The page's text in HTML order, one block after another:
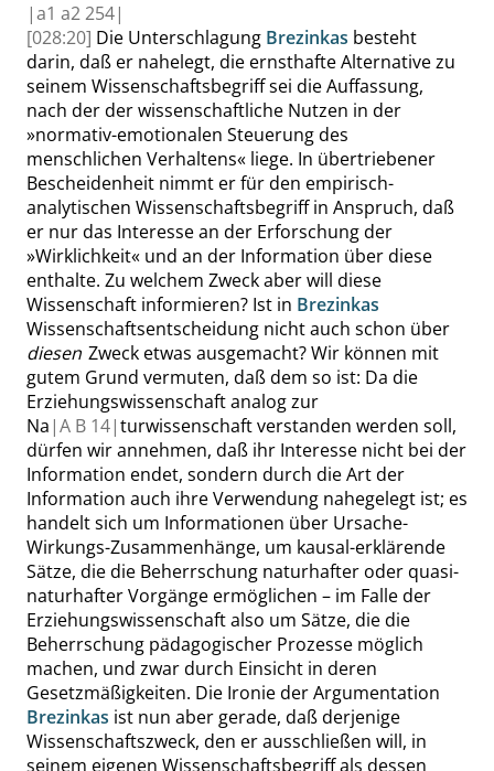
|a1 a2254|
[028:20] Die Unterschlagung Brezinkas besteht
darin, daß er nahelegt, die ernsthafte Alternative zu
seinem Wissenschaftsbegriff sei die Auffassung,
nach der der wissenschaftliche Nutzen in der
»normativ-emotionalen Steuerung des
menschlichen Verhaltens« liege. In übertriebener
Bescheidenheit nimmt er für den empirisch-
analytischen Wissenschaftsbegriff in Anspruch, daß
er nur das Interesse an der Erforschung der
»Wirklichkeit« und an der Information über diese
enthalte. Zu welchem Zweck aber will diese
Wissenschaft informieren? Ist in Brezinkas
Wissenschaftsentscheidung nicht auch schon über
diesen Zweck etwas ausgemacht? Wir können mit
gutem Grund vermuten, daß dem so ist: Da die
Erziehungswissenschaft analog zur
Na |A B 14|turwissenschaft verstanden werden soll,
dürfen wir annehmen, daß ihr Interesse nicht bei der
Information endet, sondern durch die Art der
Information auch ihre Verwendung nahegelegt ist; es
handelt sich um Informationen über Ursache-
Wirkungs-Zusammenhänge, um kausal-erklärende
Sätze, die die Beherrschung naturhafter oder quasi-
naturhafter Vorgänge ermöglichen – im Falle der
Erziehungswissenschaft also um Sätze, die die
Beherrschung pädagogischer Prozesse möglich
machen, und zwar durch Einsicht in deren
Gesetzmäßigkeiten. Die Ironie der Argumentation
Brezinkas ist nun aber gerade, daß derjenige
Wissenschaftszweck, den er ausschließen will, in
seinem eigenen Wissenschaftsbegriff als dessen